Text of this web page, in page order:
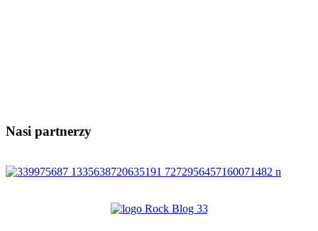
Nasi partnerzy